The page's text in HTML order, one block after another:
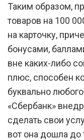
Таким образом,
товаров на 100
на карточку,
бонусами,
вне каких-либо
плюс, способен
буквально
«Сбербанк»
сделать свои
вот она дошла до